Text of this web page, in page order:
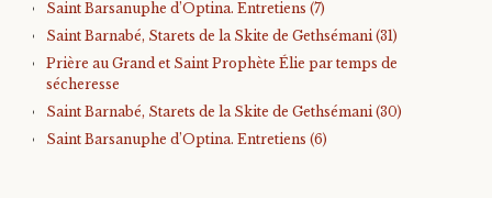
Saint Barsanuphe d’Optina. Entretiens (7)
Saint Barnabé, Starets de la Skite de Gethsémani (31)
Prière au Grand et Saint Prophète Élie par temps de
sécheresse
Saint Barnabé, Starets de la Skite de Gethsémani (30)
Saint Barsanuphe d’Optina. Entretiens (6)